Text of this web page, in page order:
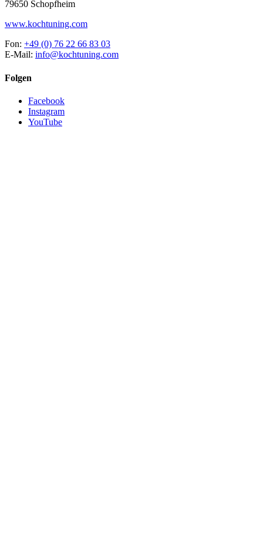
79650 Schopfheim
www.kochtuning.com
Fon: +49 (0) 76 22 66 83 03
E-Mail: info@kochtuning.com
Folgen
Facebook
Instagram
YouTube